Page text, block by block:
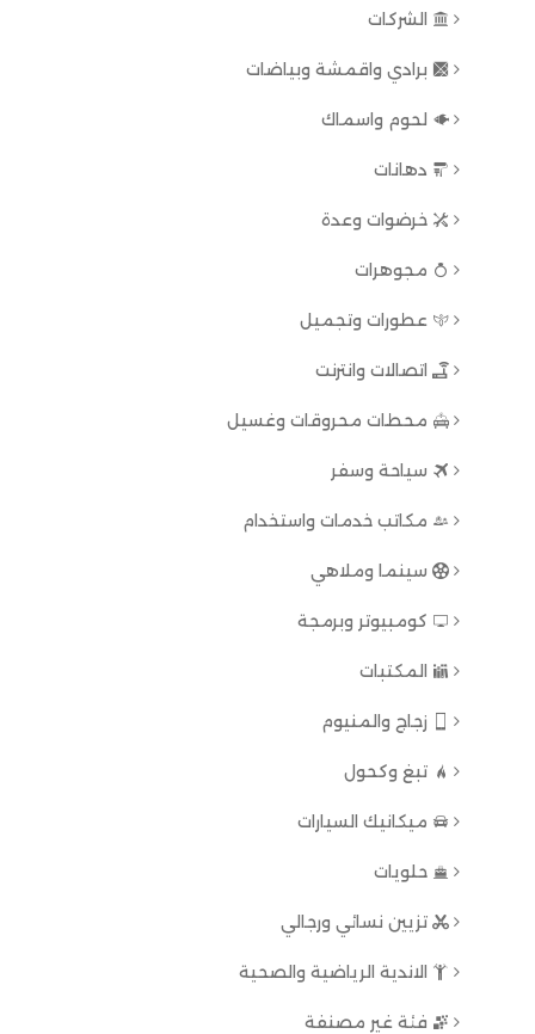
الشركات
برادي واقمشة وبياضات
لحوم واسماك
دهانات
خرضوات وعدة
مجوهرات
عطورات وتجميل
اتصالات وانترنت
محطات محروقات وغسيل
سياحة وسفر
مكاتب خدمات واستخدام
سينما وملاهي
كومبيوتر وبرمجة
المكتبات
زجاج والمنيوم
تبغ وكحول
ميكانيك السيارات
حلويات
تزيين نسائي ورجالي
الاندية الرياضية والصحية
فئة غير مصنفة